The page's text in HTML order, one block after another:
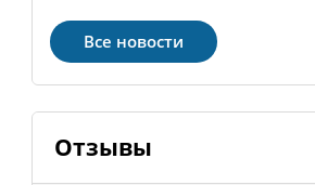
Все новости
Отзывы